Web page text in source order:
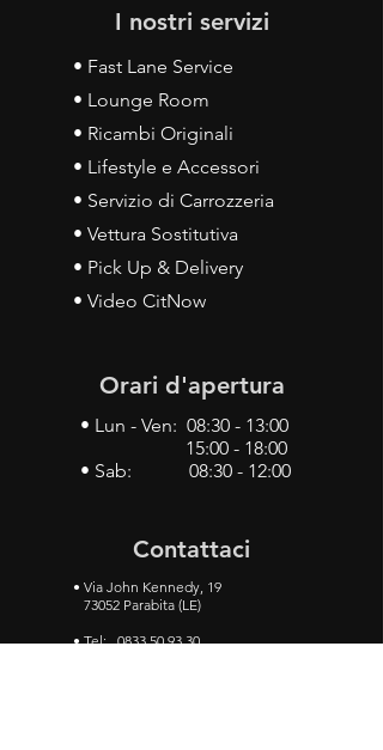
I nostri servizi
• Fast Lane Service
• Lounge Room
• Ricambi Originali
• Lifestyle e Accessori
• Servizio di Carrozzeria
• Vettura Sostitutiva
• Pick Up & Delivery
• Video CitNow
Orari d'apertura
• Lun - Ven: 08:30 - 13:00
15:00 - 18:00
• Sab: 08:30 - 12:00
Contattaci
• Via John Kennedy, 19
73052 Parabita (LE)
• Tel:0833 50 93 30